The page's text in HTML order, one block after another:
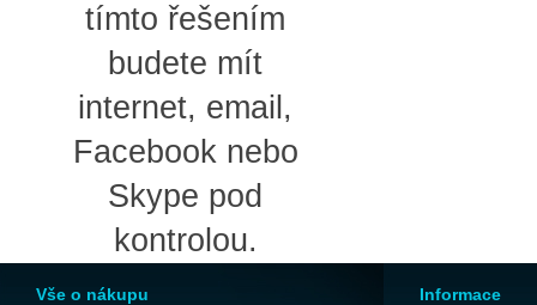
tímto řešením
budete mít
internet, email,
Facebook nebo
Skype pod
kontrolou.
Vše o nákupu Informace